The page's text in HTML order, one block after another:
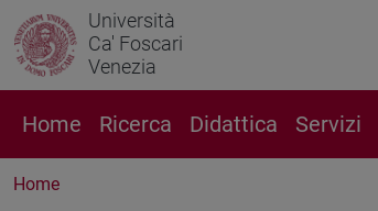
Università
Ca' Foscari
Venezia
Home Ricerca Didattica Servizi
Home